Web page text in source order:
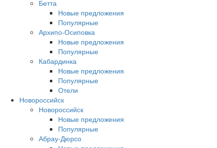
Бетта
Новые предложения
Популярные
Архипо-Осиповка
Новые предложения
Популярные
Кабардинка
Новые предложения
Популярные
Отели
Новороссийск
Новороссийск
Новые предложения
Популярные
Абрау-Дюрсо